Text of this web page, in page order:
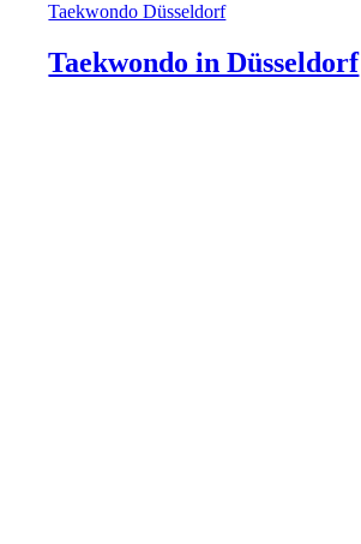
Taekwondo Düsseldorf
Taekwondo in Düsseldorf